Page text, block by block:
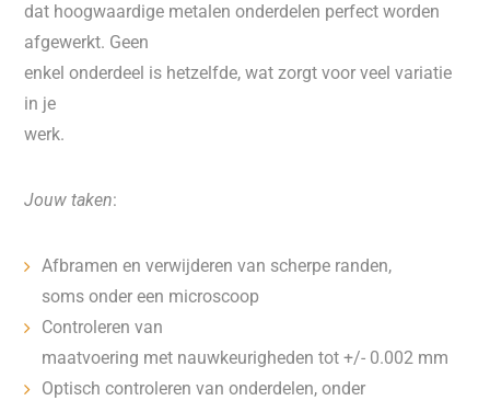
dat hoogwaardige metalen onderdelen perfect worden
afgewerkt. Geen
enkel onderdeel is hetzelfde, wat zorgt voor veel variatie
in je
werk.
Jouw taken:
Afbramen en verwijderen van scherpe randen,
soms onder een microscoop
Controleren van
maatvoering met nauwkeurigheden tot +/- 0.002 mm
Optisch controleren van onderdelen, onder